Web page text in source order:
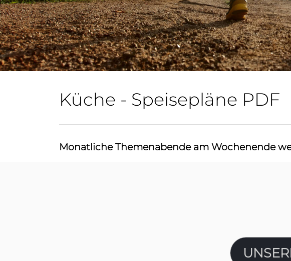
Küche - Speisepläne PDF
Monatliche Themenabende am Wochenende